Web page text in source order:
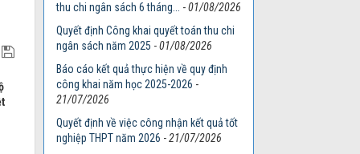
thu chi ngân sách 6 tháng...
-01/08/2026
Quyết định Công khai quyết toán thu chi
ngân sách năm 2025 -01/08/2026
Báo cáo kết quả thực hiện về quy định
công khai năm học 2025-2026 -
21/07/2026
Quyết định về việc công nhận kết quả tốt
nghiệp THPT năm 2026 -21/07/2026